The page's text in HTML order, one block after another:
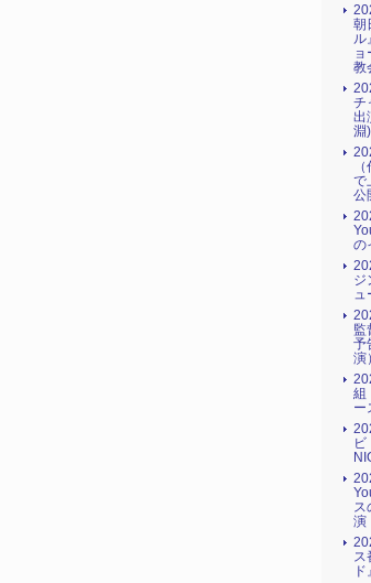
朝
ル
教
チ
出
淵)
で
公
の
ジ
ュ
監
予
演）
組
ー
ビ
ス
演
ス